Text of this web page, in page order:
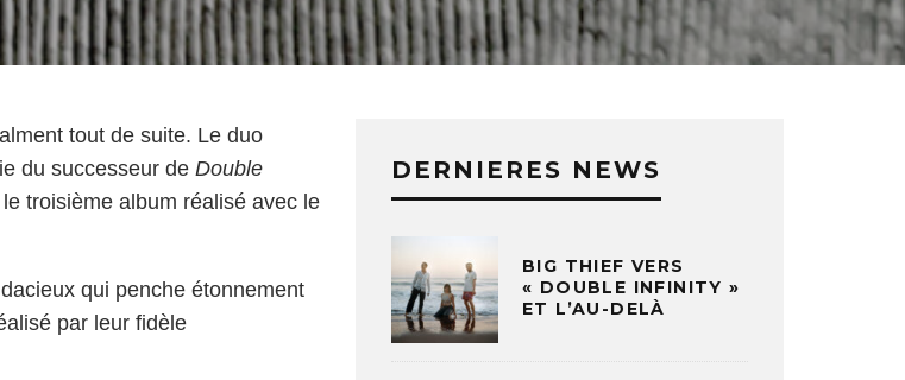
tout de suite. Le duo
du successeur de Double
le troisième album réalisé avec le
qui penche étonnement
par leur fidèle
DERNIERES NEWS
BIG THIEF VERS
« DOUBLE INFINITY »
ET L’AU-DELÀ